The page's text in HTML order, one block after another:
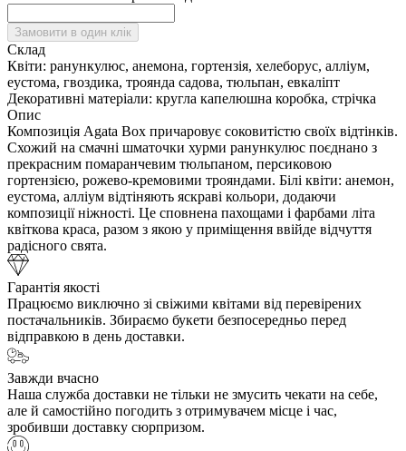
Замовити в один клік
Склад
Квіти: ранункулюс, анемона, гортензія, хелеборус, алліум,
еустома, гвоздика, троянда садова, тюльпан, евкаліпт
Декоративні матеріали: кругла капелюшна коробка, стрічка
Опис
Композиція Agata Box причаровує соковитістю своїх відтінків.
Схожий на смачні шматочки хурми ранункулюс поєднано з
прекрасним помаранчевим тюльпаном, персиковою
гортензією, рожево-кремовими трояндами. Білі квіти: анемон,
еустома, алліум відтіняють яскраві кольори, додаючи
композиції ніжності. Це сповнена пахощами і фарбами літа
квіткова краса, разом з якою у приміщення ввійде відчуття
радісного свята.
Гарантія якості
Працюємо виключно зі свіжими квітами від перевірених
постачальників. Збираємо букети безпосередньо перед
відправкою в день доставки.
Завжди вчасно
Наша служба доставки не тільки не змусить чекати на себе,
але й самостійно погодить з отримувачем місце і час,
зробивши доставку сюрпризом.